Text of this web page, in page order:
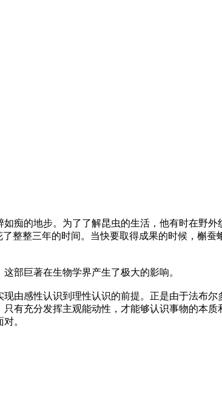
的地步。为了了解昆虫的生活，他有时在野外
整整三年的时间。当快要取得成果的时候，槲蚕
部巨著在生物学界产生了极大的影响。
感性认识到理性认识的前提。正是由于法布尔
有充分发挥主观能动性，才能够认识事物的本质
。